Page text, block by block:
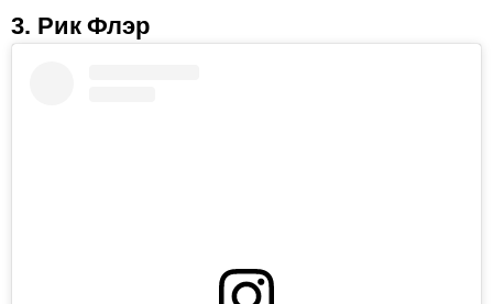
3. Рик Флэр